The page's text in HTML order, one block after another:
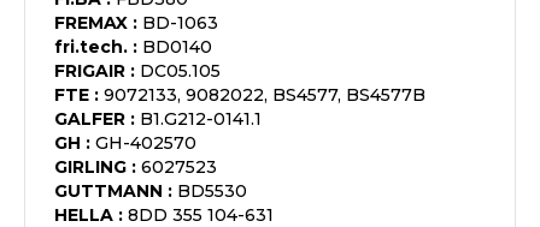
FREMAX : BD-1063
fri.tech. : BD0140
FRIGAIR : DC05.105
FTE : 9072133, 9082022, BS4577, BS4577B
GALFER : B1.G212-0141.1
GH : GH-402570
GIRLING : 6027523
GUTTMANN : BD5530
HELLA : 8DD 355 104-631